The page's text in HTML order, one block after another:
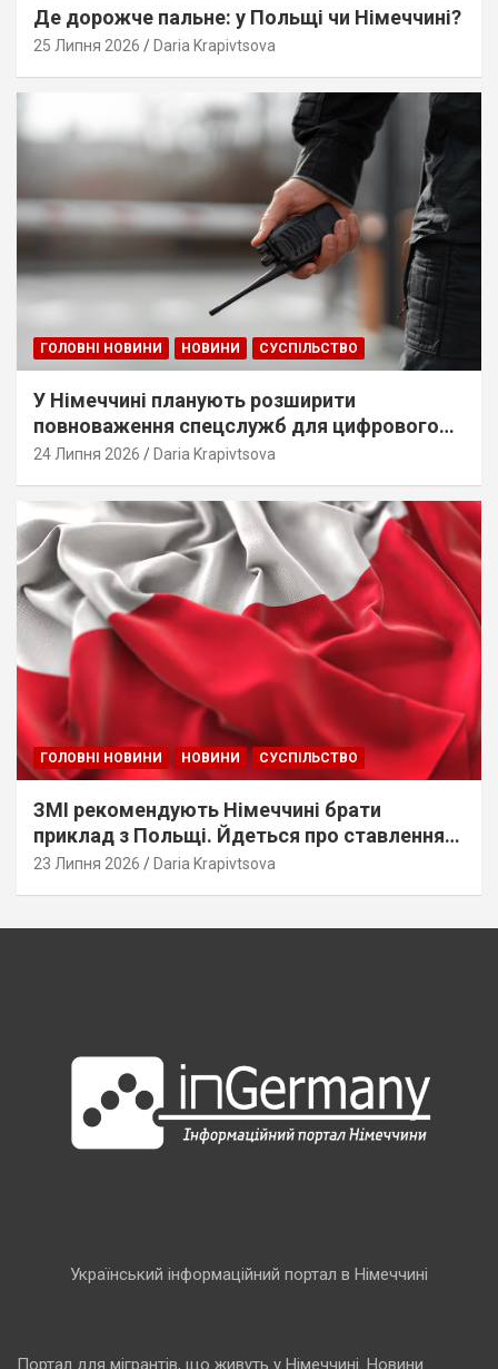
Де дорожче пальне: у Польщі чи Німеччині?
25 Липня 2026 Daria Krapivtsova
ГОЛОВНІ НОВИНИ НОВИНИ СУСПІЛЬСТВО
У Німеччині планують розширити
повноваження спецслужб для цифрового
стеження
24 Липня 2026 Daria Krapivtsova
ГОЛОВНІ НОВИНИ НОВИНИ СУСПІЛЬСТВО
ЗМІ рекомендують Німеччині брати
приклад з Польщі. Йдеться про ставлення
до українців
23 Липня 2026 Daria Krapivtsova
Український інформаційний портал в Німеччині
Портал для мігрантів, що живуть у Німеччині. Новини